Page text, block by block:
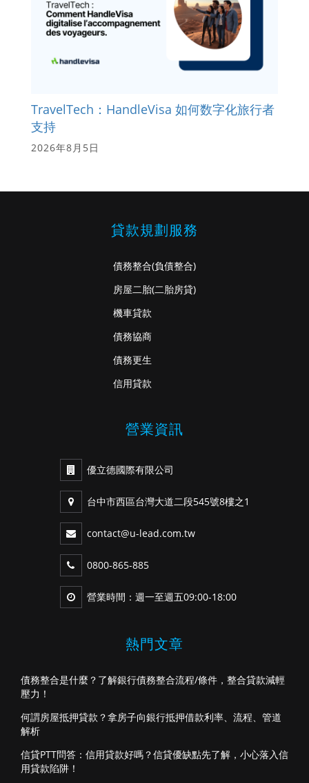
TravelTech：HandleVisa 如何数字化旅行者
支持
2026年8月5日
貸款規劃服務
債務整合(負債整合)
房屋二胎(二胎房貸)
機車貸款
債務協商
債務更生
信用貸款
營業資訊
優立德國際有限公司
台中市西區台灣大道二段545號8樓之1
contact@u-lead.com.tw
0800-865-885
營業時間：週一至週五09:00-18:00
熱門文章
債務整合是什麼？了解銀行債務整合流程/條件，整合貸款減輕
壓力！
何謂房屋抵押貸款？拿房子向銀行抵押借款利率、流程、管道
解析
信貸PTT問答：信用貸款好嗎？信貸優缺點先了解，小心落入信
用貸款陷阱！